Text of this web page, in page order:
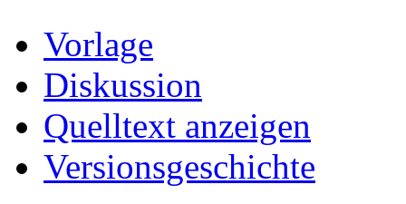
Vorlage
Diskussion
Quelltext anzeigen
Versionsgeschichte